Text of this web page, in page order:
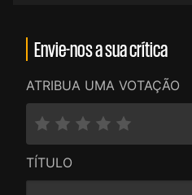
que nos coloca num
resulta fantasticamente.
documentário a toda a
obra do génio Ingmar
em quando se façam
Envie-nos a sua crítica
ATRIBUA UMA VOTAÇÃO
TÍTULO